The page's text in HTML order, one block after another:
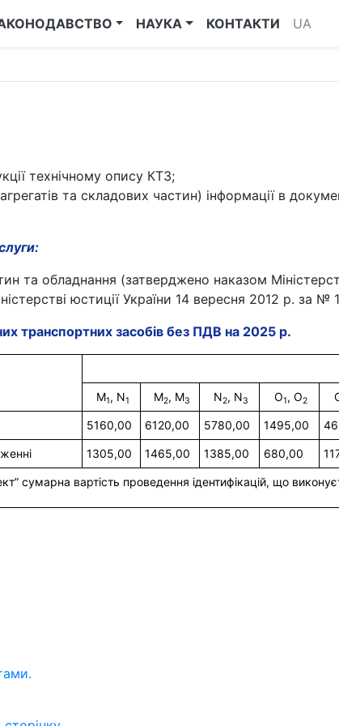
НАУКА КОНТАКТИ UA
технічному опису КТЗ;
та складових частин) інформації в
та обладнання (затверджено наказом
юстиції України 14 вересня 2012 р. за №
транспортних засобів без ПДВ на 2025 р.
M1, N1 M2, M3 N2, N3 O1, O2
5160,00 6120,00 5780,00 1495,00
1305,00 1465,00 1385,00 680,00
сумарна вартість проведення ідентифікацій, що